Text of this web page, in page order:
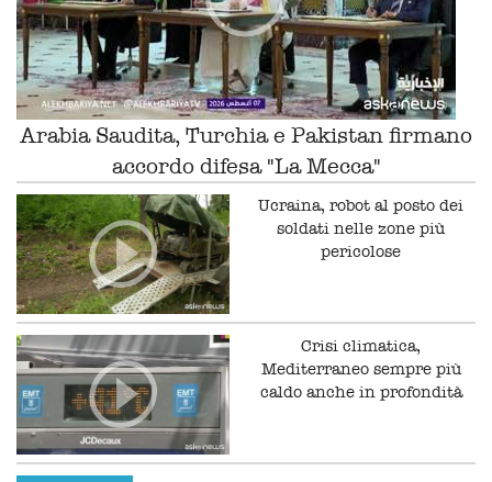
Arabia Saudita, Turchia e Pakistan firmano
accordo difesa "La Mecca"
Ucraina, robot al posto dei
soldati nelle zone più
pericolose
Crisi climatica,
Mediterraneo sempre più
caldo anche in profondità